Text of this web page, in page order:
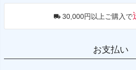
30,000円以上ご購入で
お支払い